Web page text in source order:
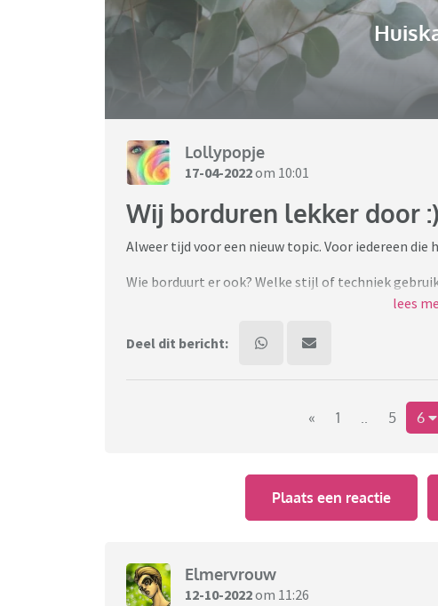
Lollypopje
17-04-2022om 10:01
Wij borduren lekker door :)
Alweer tijd voor een nieuw topic. Voor iedereen
Wie borduurt er ook? Welke stijl of techniek
embroidery/vrij borduren)? Wat voor patronen
https://irisborduurt.nl/
Deel dit bericht:
« 1 .. 5 6
Plaats een reactie
Elmervrouw
12-10-2022om 11:26